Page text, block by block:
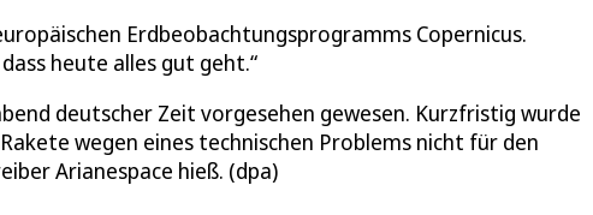
Erdbeobachtungsprogramms Copernicus.
heute alles gut geht.“
deutscher Zeit vorgesehen gewesen. Kurzfristig wurde
wegen eines technischen Problems nicht für den
Arianespace hieß. (dpa)